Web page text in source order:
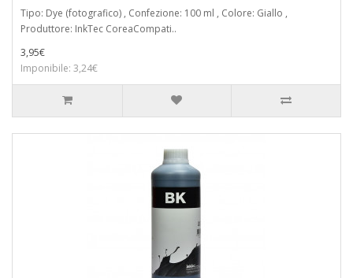
Tipo: Dye (fotografico) , Confezione: 100 ml , Colore: Giallo ,
Produttore: InkTec CoreaCompati..
3,95€
Imponibile: 3,24€